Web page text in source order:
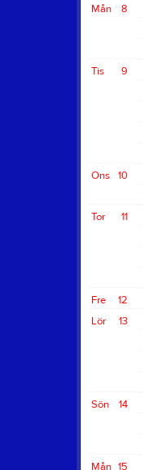
8
Mån
9
Tis
10
Ons
11
Tor
12
Fre
13
Lör
14
Sön
15
Mån